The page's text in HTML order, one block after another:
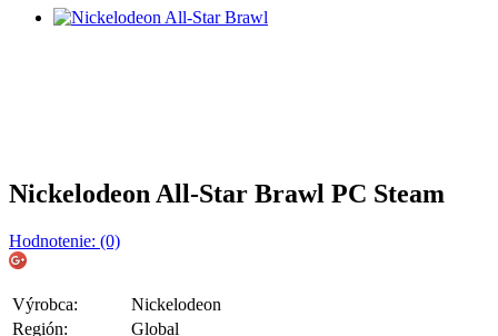
Nickelodeon All-Star Brawl PC Steam
Hodnotenie: (0)
Výrobca:
Nickelodeon
Región:
Global